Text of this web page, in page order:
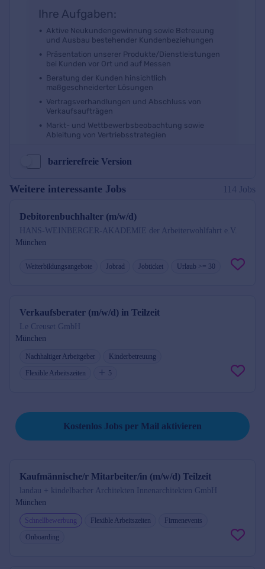
barrierefreie Version
Weitere interessante Jobs 114 Jobs
Debitorenbuchhalter (m/w/d)
HANS-WEINBERGER-AKADEMIE der Arbeiterwohlfahrt e.V.
München
Weiterbildungsangebote Jobrad Jobticket Urlaub >= 30
Verkaufsberater (m/w/d) in Teilzeit
Le Creuset GmbH
München
Nachhaltiger Arbeitgeber
Kinderbetreuung
Flexible Arbeitszeiten
5
Kostenlos Jobs per Mail aktivieren
Kaufmännische/r Mitarbeiter/in (m/w/d) Teilzeit
landau + kindelbacher Architekten Innenarchitekten GmbH
München
Schnellbewerbung Flexible Arbeitszeiten
Firmenevents
Onboarding